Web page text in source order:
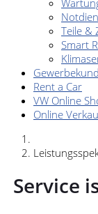
Teile &
Smart
Rent a Car
VW Online
Online
Service